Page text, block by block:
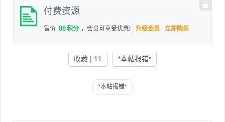
付费资源
售价 88积分 ，会员可享受优惠! 升级会员 立即购买
收藏 | 11 *本帖报错*